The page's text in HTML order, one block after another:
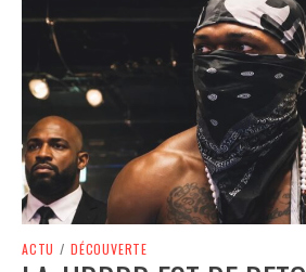
ACTU / DÉCOUVERTE